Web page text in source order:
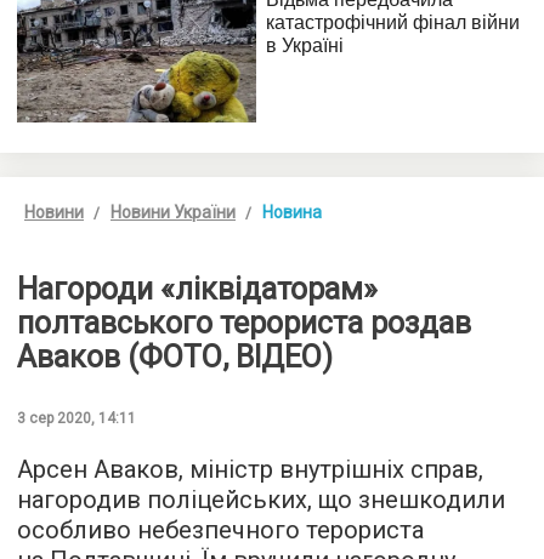
Новини Новини України Новина
Нагороди «ліквідаторам»
полтавського терориста роздав
Аваков (ФОТО, ВІДЕО)
3 сер 2020, 14:11
Арсен Аваков, міністр внутрішніх справ,
нагородив поліцейських, що знешкодили
особливо небезпечного терориста